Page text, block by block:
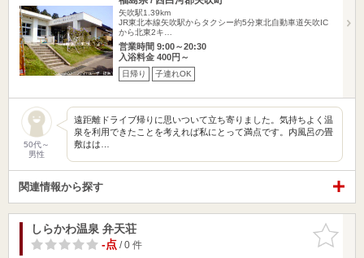
矢吹駅1.39km
JR東北本線矢吹駅からタクシー約5分東北自動車道矢吹IC
から北東2キ…
営業時間 9:00～20:30
入浴料金 400円～
日帰り 子連れOK
50代～
男性
遠距離ドライブ帰りに思いついて立ち寄りました。気持ちよく温
泉を利用できたことを考えれば私にとって満点です。内風呂の畳
敷はは…
関連情報から探す
お気に入
りに追加
しらかわ温泉 弁天荘
-点/ 0 件